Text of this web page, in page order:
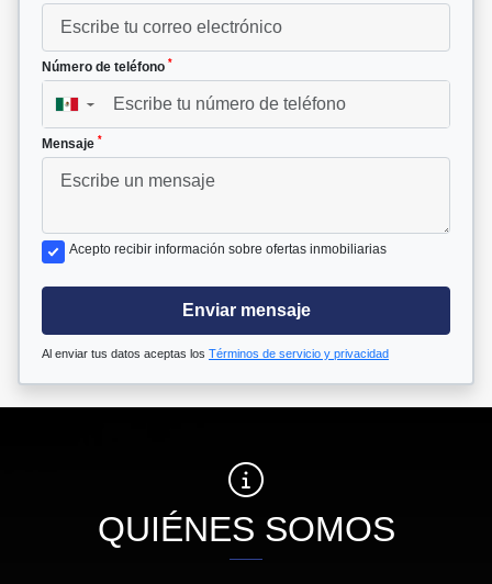
Número de teléfono *
▼
Mensaje *
Acepto recibir información sobre ofertas inmobiliarias
Enviar mensaje
Al enviar tus datos aceptas los Términos de servicio y privacidad
QUIÉNES SOMOS